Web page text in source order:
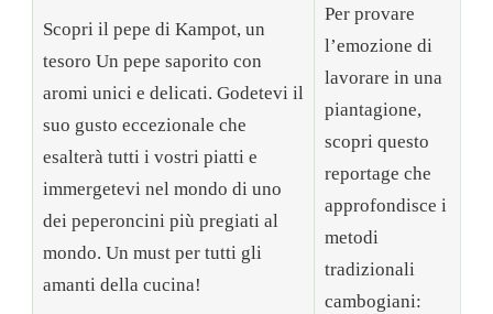
Scopri il pepe di Kampot, un
tesoro Un pepe saporito con
aromi unici e delicati. Godetevi il
suo gusto eccezionale che
esalterà tutti i vostri piatti e
immergetevi nel mondo di uno
dei peperoncini più pregiati al
mondo. Un must per tutti gli
amanti della cucina!
Per provare
l’emozione di
lavorare in una
piantagione,
scopri questo
reportage che
approfondisce i
metodi
tradizionali
cambogiani: